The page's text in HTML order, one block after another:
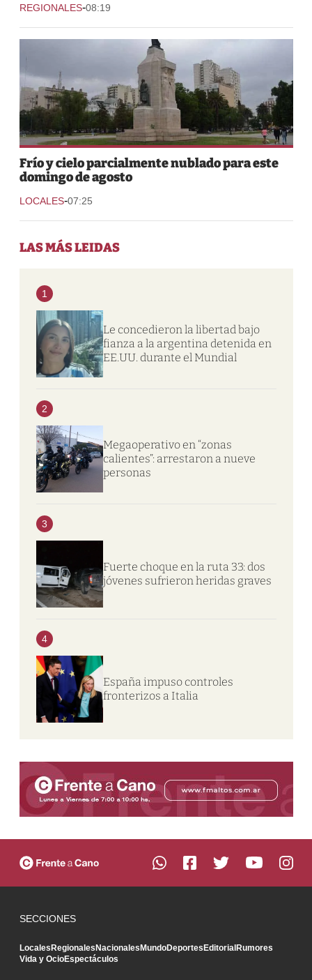
REGIONALES-08:19
Frío y cielo parcialmente nublado para este
domingo de agosto
LOCALES-07:25
LAS MÁS LEIDAS
1
Le concedieron la libertad bajo
fianza a la argentina detenida en
EE.UU. durante el Mundial
2
Megaoperativo en “zonas
calientes”: arrestaron a nueve
personas
3
Fuerte choque en la ruta 33: dos
jóvenes sufrieron heridas graves
4
España impuso controles
fronterizos a Italia
SECCIONES
LocalesRegionalesNacionalesMundoDeportesEditorialRumores
Vida y OcioEspectáculos